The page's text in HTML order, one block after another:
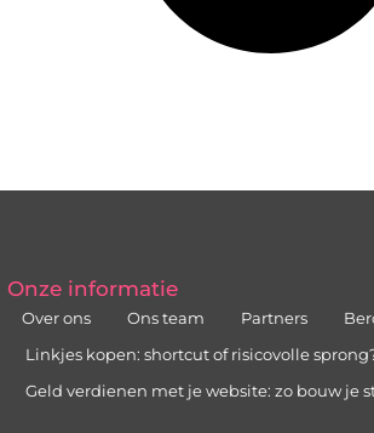
Onze informatie
Over ons Ons team Partners
Linkjes kopen: shortcut of risicovolle
Geld verdienen met je website: zo bouw je